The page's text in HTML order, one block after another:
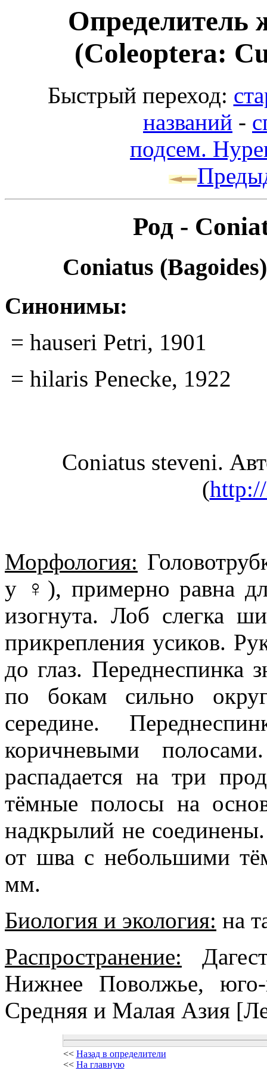
Определитель
(Coleoptera:
Быстрый переход:
названий -
подсем.
Род -
Coniatus
Синонимы:
= hauseri Petri, 1901
= hilaris Penecke, 1922
Coniatus steveni.
(
Морфология:
у ♀), примерно равна
изогнута. Лоб слегка
прикрепления усиков.
до глаз. Переднеспинка
по бокам сильно
середине.
коричневыми
распадается на три
тёмные полосы на
надкрылий не
от шва с небольшими
мм.
Биология и экология: на
Распространение:
Нижнее Поволжье, юго-
Средняя и Малая Азия
<< Назад в определители
<< На главную